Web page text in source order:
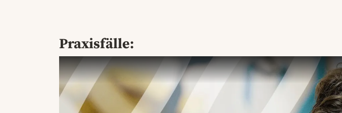
Praxisfälle: